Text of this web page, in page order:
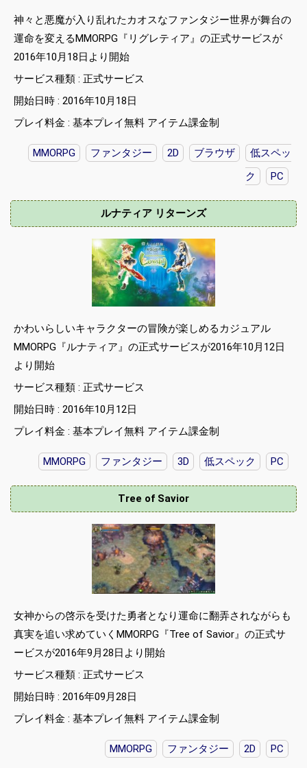
神々と悪魔が入り乱れたカオスなファンタジー世界が舞台の
運命を変えるMMORPG『リグレティア』の正式サービスが
2016年10月18日より開始
サービス種類 : 正式サービス
開始日時 : 2016年10月18日
プレイ料金 : 基本プレイ無料 アイテム課金制
MMORPG ファンタジー 2D ブラウザ
低スペッ
ク
PC
ルナティア リターンズ
かわいらしいキャラクターの冒険が楽しめるカジュアル
MMORPG『ルナティア』の正式サービスが2016年10月12日
より開始
サービス種類 : 正式サービス
開始日時 : 2016年10月12日
プレイ料金 : 基本プレイ無料 アイテム課金制
MMORPG ファンタジー 3D 低スペック PC
Tree of Savior
女神からの啓示を受けた勇者となり運命に翻弄されながらも
真実を追い求めていくMMORPG『Tree of Savior』の正式サ
ービスが2016年9月28日より開始
サービス種類 : 正式サービス
開始日時 : 2016年09月28日
プレイ料金 : 基本プレイ無料 アイテム課金制
MMORPG ファンタジー 2D PC